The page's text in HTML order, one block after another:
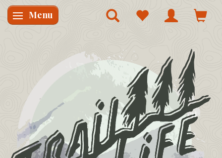
Skifte navigation
Menu